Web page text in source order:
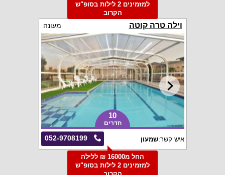
למזמינים 2 לילות בסופ"ש
הקרוב
וילה טרה קוטה מעונה
10
חדרים
052-9708199 איש קשר:שמעון
החל מ16000 ₪ ללילה
למזמינים 2 לילות בסופ"ש